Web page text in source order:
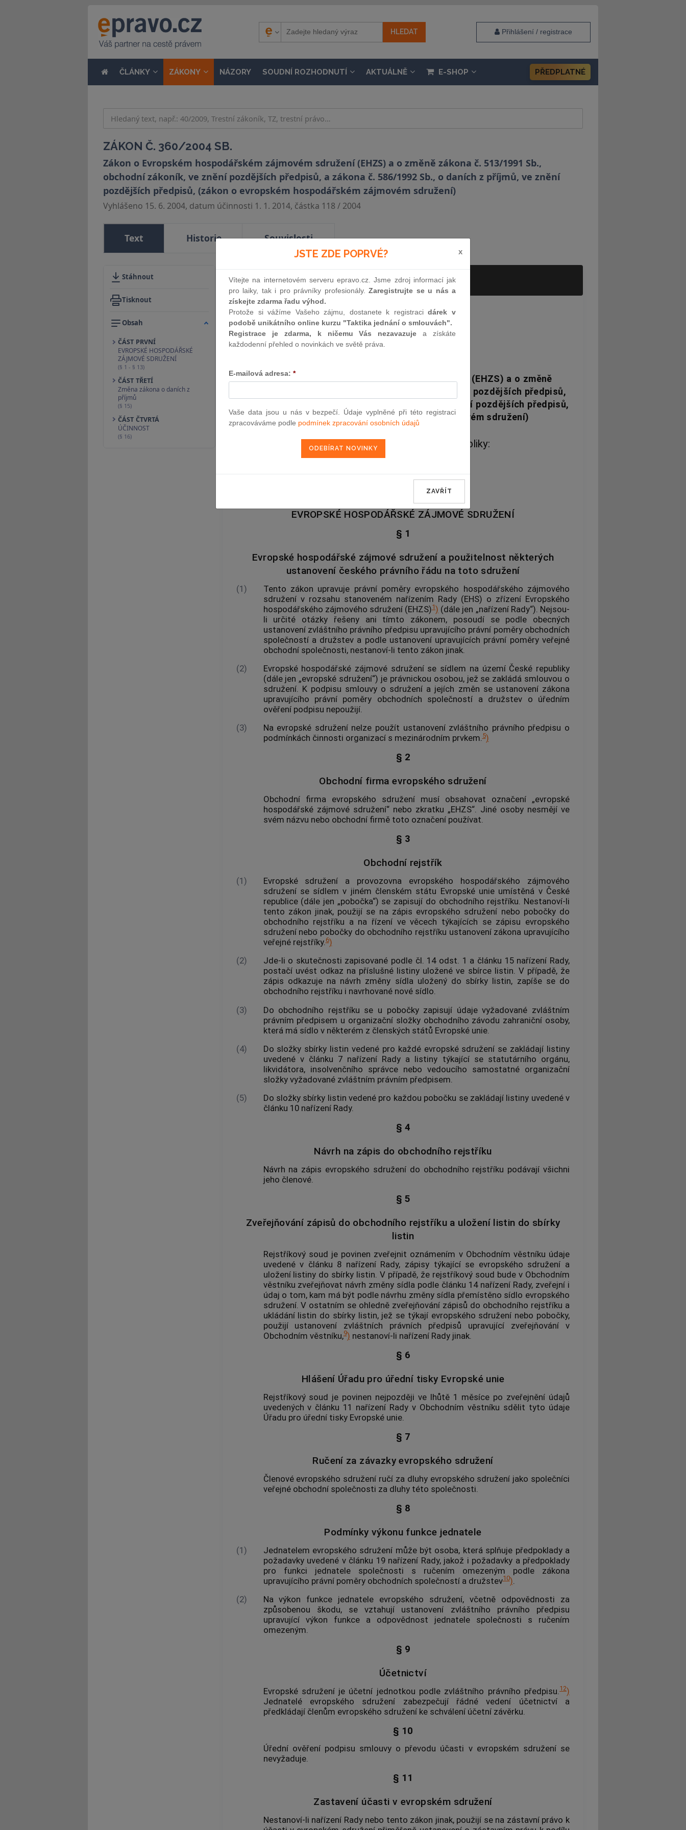
Přihlášení / registrace
ČLÁNKY ZÁKONY NÁZORY SOUDNÍ ROZHODNUTÍ AKTUÁLNĚ E-SHOP PŘEDPLATNÉ
ZÁKON Č. 360/2004 SB.
Zákon o Evropském hospodářském zájmovém sdružení (EHZS) a o změně zákona č. 513/1991 Sb.,
obchodní zákoník, ve znění pozdějších předpisů, a zákona č. 586/1992 Sb., o daních z příjmů, ve znění
pozdějších předpisů, (zákon o evropském hospodářském zájmovém sdružení)
Vyhlášeno 15. 6. 2004, datum účinnosti 1. 1. 2014, částka 118 / 2004
Text Historie Souvislosti
Stáhnout
Tisknout
Obsah
ČÁST PRVNÍ
EVROPSKÉ HOSPODÁŘSKÉ
ZÁJMOVÉ SDRUŽENÍ
(§ 1 - § 13)
ČÁST TŘETÍ
Změna zákona o daních z
příjmů
(§ 15)
ČÁST ČTVRTÁ
ÚČINNOST
(§ 16)
Aktuální zněníod 1. 1. 2014
360
ZÁKON
o Evropském hospodářském zájmovém sdružení (EHZS) a o změně
zákona č. 513/1991 Sb., obchodní zákoník, ve znění pozdějších předpisů,
a zákona č. 586/1992 Sb., o daních z příjmů, ve znění pozdějších předpisů,
(zákon o evropském hospodářském zájmovém sdružení)
Parlament se usnesl na tomto zákoně České republiky:
ČÁST PRVNÍ
EVROPSKÉ HOSPODÁŘSKÉ ZÁJMOVÉ SDRUŽENÍ
§ 1
Evropské hospodářské zájmové sdružení a použitelnost některých
ustanovení českého právního řádu na toto sdružení
(1)
Tento zákon upravuje právní poměry evropského hospodářského zájmového
sdružení v rozsahu stanoveném nařízením Rady (EHS) o zřízení Evropského
hospodářského zájmového sdružení (EHZS)1) (dále jen „nařízení Rady“). Nejsou-
li určité otázky řešeny ani tímto zákonem, posoudí se podle obecných
ustanovení zvláštního právního předpisu upravujícího právní poměry obchodních
společností a družstev a podle ustanovení upravujících právní poměry veřejné
obchodní společnosti, nestanoví-li tento zákon jinak.
(2)
Evropské hospodářské zájmové sdružení se sídlem na území České republiky
(dále jen „evropské sdružení“) je právnickou osobou, jež se zakládá smlouvou o
sdružení. K podpisu smlouvy o sdružení a jejích změn se ustanovení zákona
upravujícího právní poměry obchodních společností a družstev o úředním
ověření podpisu nepoužijí.
(3)
Na evropské sdružení nelze použít ustanovení zvláštního právního předpisu o
podmínkách činnosti organizací s mezinárodním prvkem.5)
§ 2
Obchodní firma evropského sdružení
Obchodní firma evropského sdružení musí obsahovat označení „evropské
hospodářské zájmové sdružení“ nebo zkratku „EHZS“. Jiné osoby nesmějí ve
svém názvu nebo obchodní firmě toto označení používat.
§ 3
Obchodní rejstřík
(1)
Evropské sdružení a provozovna evropského hospodářského zájmového
sdružení se sídlem v jiném členském státu Evropské unie umístěná v České
republice (dále jen „pobočka“) se zapisují do obchodního rejstříku. Nestanoví-li
tento zákon jinak, použijí se na zápis evropského sdružení nebo pobočky do
obchodního rejstříku a na řízení ve věcech týkajících se zápisu evropského
sdružení nebo pobočky do obchodního rejstříku ustanovení zákona upravujícího
veřejné rejstříky.6)
(2)
Jde-li o skutečnosti zapisované podle čl. 14 odst. 1 a článku 15 nařízení Rady,
postačí uvést odkaz na příslušné listiny uložené ve sbírce listin. V případě, že
zápis odkazuje na návrh změny sídla uložený do sbírky listin, zapíše se do
obchodního rejstříku i navrhované nové sídlo.
(3)
Do obchodního rejstříku se u pobočky zapisují údaje vyžadované zvláštním
právním předpisem u organizační složky obchodního závodu zahraniční osoby,
která má sídlo v některém z členských států Evropské unie.
(4)
Do složky sbírky listin vedené pro každé evropské sdružení se zakládají listiny
uvedené v článku 7 nařízení Rady a listiny týkající se statutárního orgánu,
likvidátora, insolvenčního správcenebo vedoucího samostatné organizační
složky vyžadované zvláštním právním předpisem.
(5)
Do složky sbírky listin vedené pro každou pobočku se zakládají listiny uvedené v
článku 10 nařízení Rady.
§ 4
Návrh na zápis do obchodního rejstříku
Návrh na zápis evropského sdružení do obchodního rejstříku podávají všichni
jeho členové.
§ 5
Zveřejňování zápisů do obchodního rejstříku a uložení listin do sbírky
listin
Rejstříkový soud je povinen zveřejnit oznámením v Obchodním věstníku údaje
uvedené v článku 8 nařízení Rady, zápisy týkající se evropského sdružení a
uložení listiny do sbírky listin. V případě, že rejstříkový soud bude v Obchodním
věstníku zveřejňovat návrh změny sídla podle článku 14 nařízení Rady, zveřejní i
údaj o tom, kam má být podle návrhu změny sídla přemístěno sídlo evropského
sdružení. V ostatním se ohledně zveřejňování zápisů do obchodního rejstříku a
ukládání listin do sbírky listin, jež se týkají evropského sdružení nebo pobočky,
použijí ustanovení zvláštních právních předpisů upravující zveřejňování v
Obchodním věstníku,9) nestanoví-li nařízení Rady jinak.
§ 6
Hlášení Úřadu pro úřední tisky Evropské unie
Rejstříkový soud je povinen nejpozději ve lhůtě 1 měsíce po zveřejnění údajů
uvedených v článku 11 nařízení Rady v Obchodním věstníku sdělit tyto údaje
Úřadu pro úřední tisky Evropské unie.
§ 7
Ručení za závazky evropského sdružení
Členové evropského sdružení ručí za dluhy evropského sdružení jako společníci
veřejné obchodní společnosti za dluhy této společnosti.
§ 8
Podmínky výkonu funkce jednatele
(1)
Jednatelem evropského sdružení může být osoba, která splňuje předpoklady a
požadavky uvedené v článku 19 nařízení Rady, jakož i požadavky a předpoklady
pro funkci jednatele společnosti s ručením omezeným podle zákona
upravujícího právní poměry obchodních společností a družstev10)
(2)
Na výkon funkce jednatele evropského sdružení, včetně odpovědnosti za
způsobenou škodu, se vztahují ustanovení zvláštního právního předpisu
upravující výkon funkce a odpovědnost jednatele společnosti s ručením
omezeným.
§ 9
Účetnictví
Evropské sdružení je účetní jednotkou podle zvláštního právního předpisu. 12)
Jednatelé evropského sdružení zabezpečují řádné vedení účetnictví a
předkládají členům evropského sdružení ke schválení účetní závěrku.
§ 10
Úřední ověření podpisu smlouvy o převodu účasti v evropském sdružení se
nevyžaduje.
§ 11
Zastavení účasti v evropském sdružení
Nestanoví-li nařízení Rady nebo tento zákon jinak, použijí se na zástavní právo k
JSTE ZDE POPRVÉ? x
Vítejte na internetovém serveru epravo.cz. Jsme zdroj informací jak
pro laiky, tak i pro právníky profesionály.Zaregistrujte se u nás a
získejte zdarma řadu výhod.
Protože si vážíme Vašeho zájmu, dostanete k registracidárek v
podobě unikátního online kurzu "Taktika jednání o smlouvách".
Registrace je zdarma, k ničemu Vás nezavazuje a získáte
každodenní přehled o novinkách ve světě práva.
E-mailová adresa: *
Vaše data jsou u nás v bezpečí. Údaje vyplněné při této registraci
zpracováváme podle podmínek zpracování osobních údajů
ZAVŘÍT